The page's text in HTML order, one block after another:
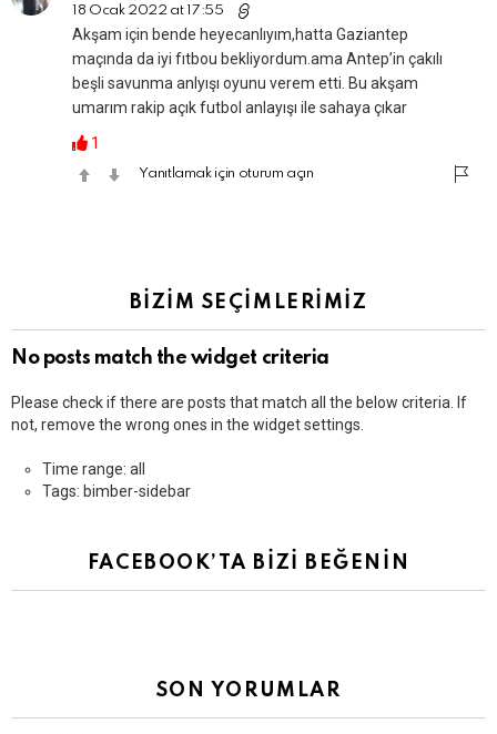
18 Ocak 2022 at 17:55
Akşam için bende heyecanlıyım,hatta Gaziantep
maçında da iyi fıtbou bekliyordum.ama Antep’in çakılı
beşli savunma anlyışı oyunu verem etti. Bu akşam
umarım rakip açık futbol anlayışı ile sahaya çıkar
1
Yanıtlamak için oturum açın
BİZİM SEÇİMLERİMİZ
No posts match the widget criteria
Please check if there are posts that match all the below criteria. If
not, remove the wrong ones in the widget settings.
Time range: all
Tags: bimber-sidebar
FACEBOOK’TA BİZİ BEĞENİN
SON YORUMLAR